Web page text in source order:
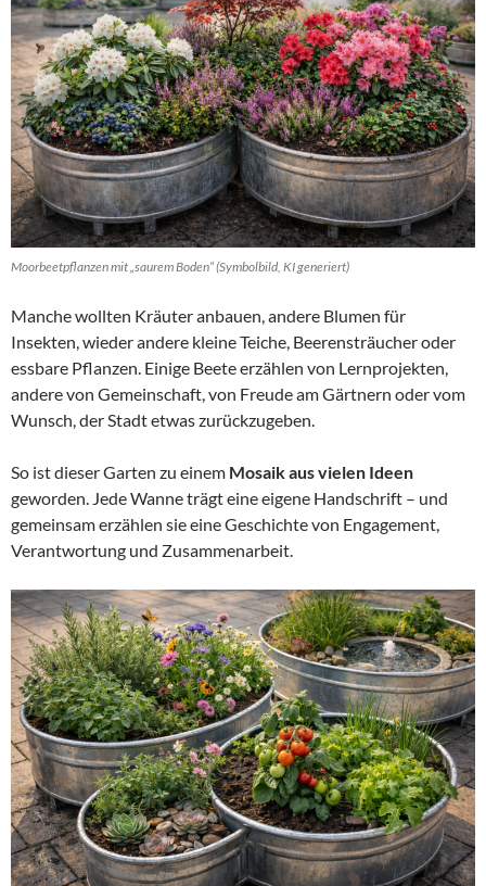
Moorbeetpflanzen mit „saurem Boden“ (Symbolbild, KI generiert)
Manche wollten Kräuter anbauen, andere Blumen für
Insekten, wieder andere kleine Teiche, Beerensträucher oder
essbare Pflanzen. Einige Beete erzählen von Lernprojekten,
andere von Gemeinschaft, von Freude am Gärtnern oder vom
Wunsch, der Stadt etwas zurückzugeben.
So ist dieser Garten zu einem Mosaik aus vielen Ideen
geworden. Jede Wanne trägt eine eigene Handschrift – und
gemeinsam erzählen sie eine Geschichte von Engagement,
Verantwortung und Zusammenarbeit.